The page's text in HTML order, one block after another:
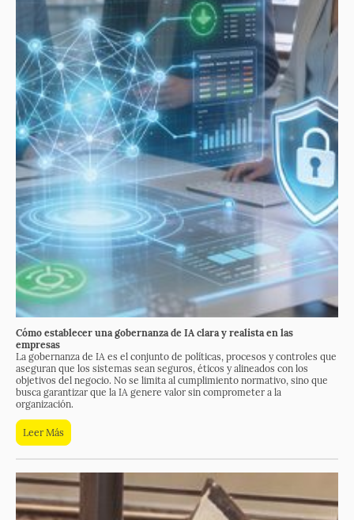
Cómo establecer una gobernanza de IA clara y realista en las
empresas
La gobernanza de IA es el conjunto de políticas, procesos y controles que
aseguran que los sistemas sean seguros, éticos y alineados con los
objetivos del negocio. No se limita al cumplimiento normativo, sino que
busca garantizar que la IA genere valor sin comprometer a la
organización.
Leer Más